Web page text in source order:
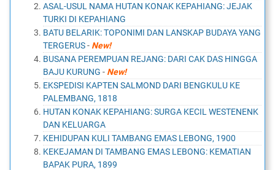
ASAL-USUL NAMA HUTAN KONAK KEPAHIANG: JEJAK
TURKI DI KEPAHIANG
BATU BELARIK: TOPONIMI DAN LANSKAP BUDAYA YANG
TERGERUS- New!
BUSANA PEREMPUAN REJANG: DARI CAK DAS HINGGA
BAJU KURUNG - New!
EKSPEDISI KAPTEN SALMOND DARI BENGKULU KE
PALEMBANG, 1818
HUTAN KONAK KEPAHIANG: SURGA KECIL WESTENENK
DAN KELUARGA
KEHIDUPAN KULI TAMBANG EMAS LEBONG, 1900
KEKEJAMAN DI TAMBANG EMAS LEBONG: KEMATIAN
BAPAK PURA, 1899